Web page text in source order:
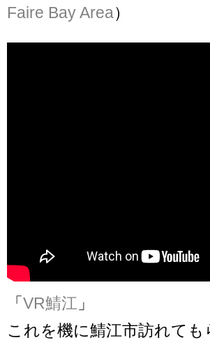
Faire Bay Area）
「VR鯖江 」
これを機に鯖江市訪れて